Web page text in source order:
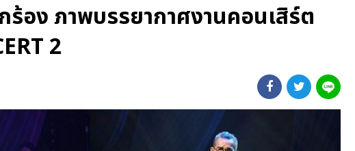
ร้อง ภาพบรรยากาศงานคอนเสิร์ต
2